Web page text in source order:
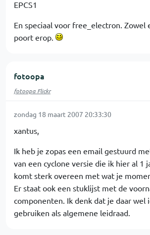
EPCS1
En speciaal voor free_electron. Zowel
poort erop.
fotoopa
fotoopa Flickr
zondag 18 maart 2007 20:33:30
xantus,
Ik heb je zopas een email gestuurd
van een cyclone versie die ik hier al 1
komt sterk overeen met wat je
Er staat ook een stuklijst met de
componenten. Ik denk dat je daar wel
gebruiken als algemene leidraad.